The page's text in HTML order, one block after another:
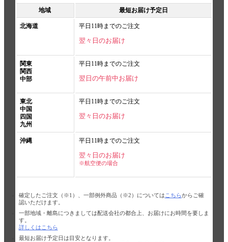
地域 最短お届け予定日
北海道 平日11時までのご注文
翌々日のお届け
関東
関西
中部
平日11時までのご注文
翌日の午前中お届け
東北
中国
四国
九州
平日11時までのご注文
翌々日のお届け
沖縄 平日11時までのご注文
翌々日のお届け
※航空便の場合
確定したご注文（※1）、一部例外商品（※2）については こちらからご確
認いただけます。
一部地域・離島につきましては配送会社の都合上、お届けにお時間を要しま
す。
詳しくはこちら
最短お届け予定日は目安となります。